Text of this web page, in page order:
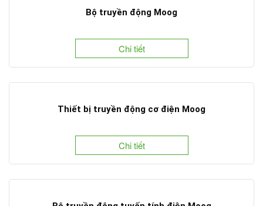
Bộ truyền động Moog
Chi tiết
Thiết bị truyền động cơ điện Moog
Chi tiết